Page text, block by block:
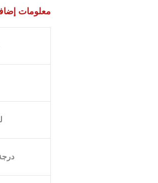
معلومات